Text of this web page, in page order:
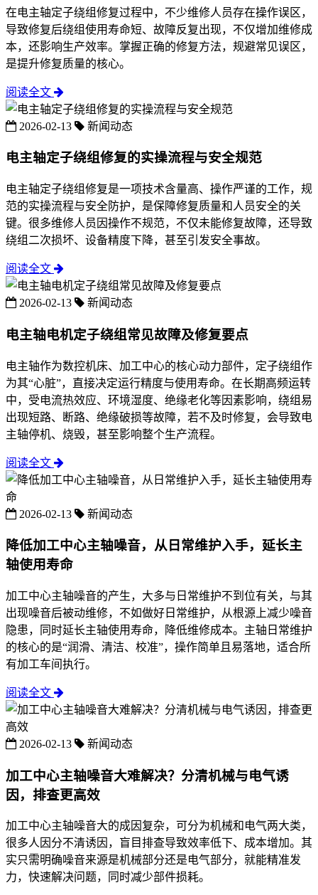
在电主轴定子绕组修复过程中，不少维修人员存在操作误区，
导致修复后绕组使用寿命短、故障反复出现，不仅增加维修成
本，还影响生产效率。掌握正确的修复方法，规避常见误区，
是提升修复质量的核心。
阅读全文
2026-02-13 新闻动态
电主轴定子绕组修复的实操流程与安全规范
电主轴定子绕组修复是一项技术含量高、操作严谨的工作，规
范的实操流程与安全防护，是保障修复质量和人员安全的关
键。很多维修人员因操作不规范，不仅未能修复故障，还导致
绕组二次损坏、设备精度下降，甚至引发安全事故。
阅读全文
2026-02-13 新闻动态
电主轴电机定子绕组常见故障及修复要点
电主轴作为数控机床、加工中心的核心动力部件，定子绕组作
为其“心脏”，直接决定运行精度与使用寿命。在长期高频运转
中，受电流热效应、环境湿度、绝缘老化等因素影响，绕组易
出现短路、断路、绝缘破损等故障，若不及时修复，会导致电
主轴停机、烧毁，甚至影响整个生产流程。
阅读全文
2026-02-13 新闻动态
降低加工中心主轴噪音，从日常维护入手，延长主
轴使用寿命
加工中心主轴噪音的产生，大多与日常维护不到位有关，与其
出现噪音后被动维修，不如做好日常维护，从根源上减少噪音
隐患，同时延长主轴使用寿命，降低维修成本。主轴日常维护
的核心的是“润滑、清洁、校准”，操作简单且易落地，适合所
有加工车间执行。
阅读全文
2026-02-13 新闻动态
加工中心主轴噪音大难解决？分清机械与电气诱
因，排查更高效
加工中心主轴噪音大的成因复杂，可分为机械和电气两大类，
很多人因分不清诱因，盲目排查导致效率低下、成本增加。其
实只需明确噪音来源是机械部分还是电气部分，就能精准发
力，快速解决问题，同时减少部件损耗。